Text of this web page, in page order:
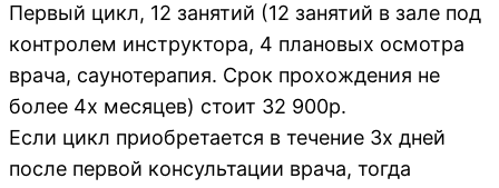
Первый цикл, 12 занятий (12 занятий в зале под
контролем инструктора, 4 плановых осмотра
врача, саунотерапия. Срок прохождения не
более 4х месяцев) стоит 32 900р.
Если цикл приобретается в течение 3х дней
после первой консультации врача, тогда